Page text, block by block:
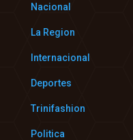
Nacional
La Region
Internacional
Deportes
Trinifashion
Politica